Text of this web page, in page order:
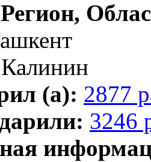
Калинин
(а): 2877
3246